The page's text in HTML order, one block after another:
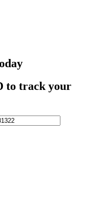
to track your